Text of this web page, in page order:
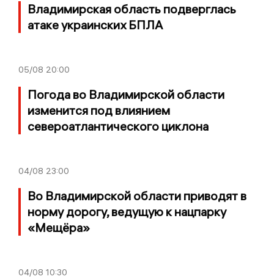
Владимирская область подверглась
атаке украинских БПЛА
05/08 20:00
Погода во Владимирской области
изменится под влиянием
североатлантического циклона
04/08 23:00
Во Владимирской области приводят в
норму дорогу, ведущую к нацпарку
«Мещёра»
04/08 10:30